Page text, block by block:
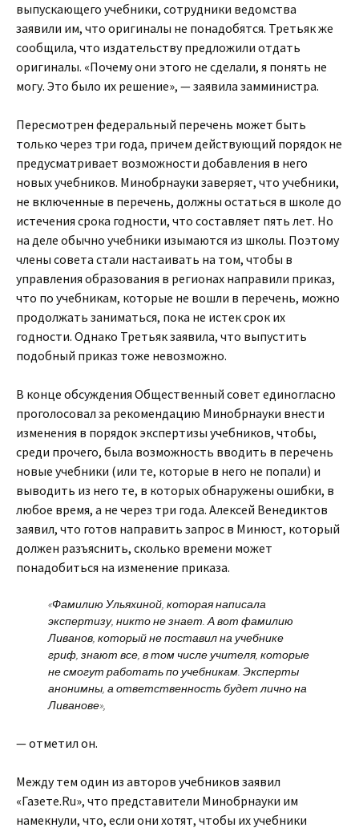
выпускающего учебники, сотрудники ведомства
заявили им, что оригиналы не понадобятся. Третьяк же
сообщила, что издательству предложили отдать
оригиналы. «Почему они этого не сделали, я понять не
могу. Это было их решение», — заявила замминистра.
Пересмотрен федеральный перечень может быть
только через три года, причем действующий порядок не
предусматривает возможности добавления в него
новых учебников. Минобрнауки заверяет, что учебники,
не включенные в перечень, должны остаться в школе до
истечения срока годности, что составляет пять лет. Но
на деле обычно учебники изымаются из школы. Поэтому
члены совета стали настаивать на том, чтобы в
управления образования в регионах направили приказ,
что по учебникам, которые не вошли в перечень, можно
продолжать заниматься, пока не истек срок их
годности. Однако Третьяк заявила, что выпустить
подобный приказ тоже невозможно.
В конце обсуждения Общественный совет единогласно
проголосовал за рекомендацию Минобрнауки внести
изменения в порядок экспертизы учебников, чтобы,
среди прочего, была возможность вводить в перечень
новые учебники (или те, которые в него не попали) и
выводить из него те, в которых обнаружены ошибки, в
любое время, а не через три года. Алексей Венедиктов
заявил, что готов направить запрос в Минюст, который
должен разъяснить, сколько времени может
понадобиться на изменение приказа.
«Фамилию Ульяхиной, которая написала
экспертизу, никто не знает. А вот фамилию
Ливанов, который не поставил на учебнике
гриф, знают все, в том числе учителя, которые
не смогут работать по учебникам. Эксперты
анонимны, а ответственность будет лично на
Ливанове»,
— отметил он.
Между тем один из авторов учебников заявил
«Газете.Ru», что представители Минобрнауки им
намекнули, что, если они хотят, чтобы их учебники